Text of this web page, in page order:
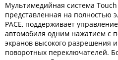
Мультимедийная система
представленная на полностью
PACE, поддерживает
автомобиля одним нажатием с
экранов высокого разрешения
поворотных переключателей.